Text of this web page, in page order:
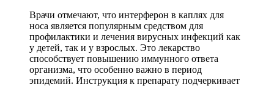
Врачи отмечают, что интерферон в каплях для
носа является популярным средством для
профилактики и лечения вирусных инфекций как
у детей, так и у взрослых. Это лекарство
способствует повышению иммунного ответа
организма, что особенно важно в период
эпидемий. Инструкция к препарату подчеркивает